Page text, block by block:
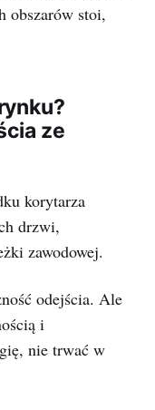
obszarów stoi,
ze
odejścia. Ale
i
nie trwać w